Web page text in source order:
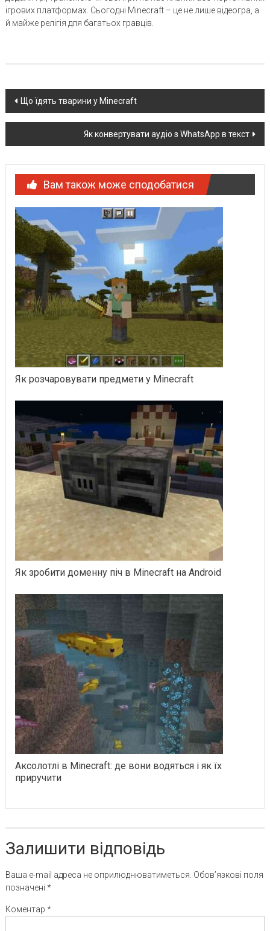
ігрових платформах. Сьогодні Minecraft – це не лише відеогра, а
й майже релігія для багатьох гравців.
Post
navigation
Що їдять тварини у Minecraft
Як конвертувати аудіо з WhatsApp в текст
Вам також може сподобатися
Як розчаровувати предмети у Minecraft
Як зробити доменну піч в Minecraft на Android
Аксолотлі в Minecraft: де вони водяться і як їх
приручити
Залишити відповідь
Ваша e-mail адреса не оприлюднюватиметься. Обов’язкові поля
позначені *
Коментар *